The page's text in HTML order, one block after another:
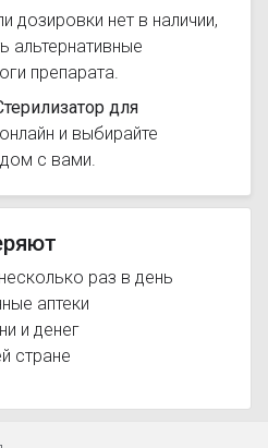
дозировки нет в наличии,
альтернативные
препарата.
для
онлайн и выбирайте
с вами.
раз в день
аптеки
и денег
стране